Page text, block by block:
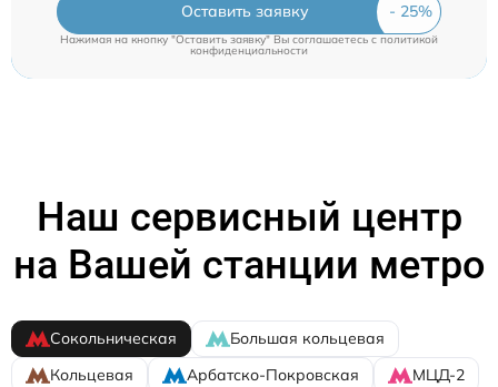
Оставить заявку
Нажимая на кнопку "Оставить заявку" Вы соглашаетесь c политикой
конфиденциальности
Наш сервисный центр
на Вашей станции метро
Сокольническая
Большая кольцевая
Кольцевая
Арбатско-Покровская
МЦД-2